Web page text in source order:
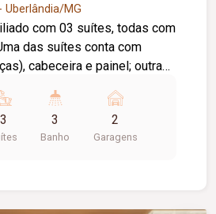
Uberlândia/MG
com 03 suítes, todas com
das suítes conta com
cabeceira e painel; outra
mesa e cabeceira. Possui
decorativo (03 peças),
ambientes equipada com
3 3
Banho
2
Garagens